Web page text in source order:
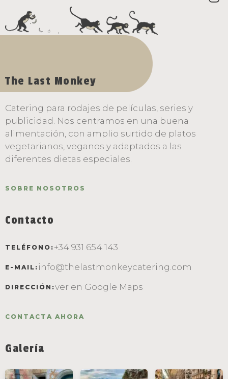
The Last Monkey
Catering para rodajes de películas, series y
publicidad. Nos centramos en una buena
alimentación, con amplio surtido de platos
vegetarianos, veganos y adaptados a las
diferentes dietas especiales.
SOBRE NOSOTROS
Contacto
TELÉFONO: +34 931 654 143
E-MAIL: info@thelastmonkeycatering.com
DIRECCIÓN:ver en Google Maps
CONTACTA AHORA
Galería
Contacta ahora